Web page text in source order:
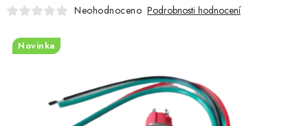
KONTAKTY
LODNÍ MOTORY
NAFUKOVACÍ ČLUNY
MOTOROVÉ ČLUNY
Neohodnoceno Podrobnosti hodnocení
Novinka